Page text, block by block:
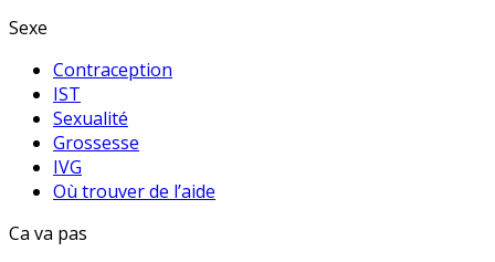
Sexe
Contraception
IST
Sexualité
Grossesse
IVG
Où trouver de l’aide
Ca va pas